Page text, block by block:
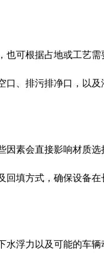
可根据占地或工艺
、排污排净口，以
素会直接影响材质选
填方式，确保设备
浮力以及可能的车